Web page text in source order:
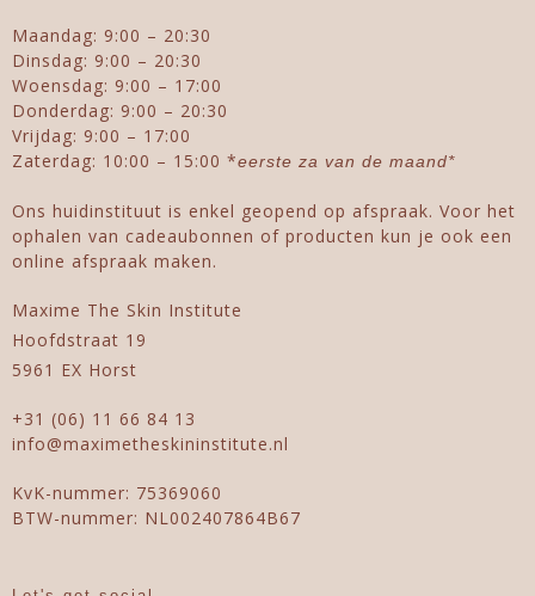
Maandag: 9:00 – 20:30
Dinsdag: 9:00 – 20:30
Woensdag: 9:00 – 17:00
Donderdag: 9:00 – 20:30
Vrijdag: 9:00 – 17:00
Zaterdag: 10:00 – 15:00 *eerste za van de maand*
Ons huidinstituut is enkel geopend op afspraak. Voor het
ophalen van cadeaubonnen of producten kun je ook een
online afspraak maken.
Maxime The Skin Institute
Hoofdstraat 19
5961 EX Horst
+31 (06) 11 66 84 13
info@maximetheskininstitute.nl
KvK-nummer: 75369060
BTW-nummer: NL002407864B67